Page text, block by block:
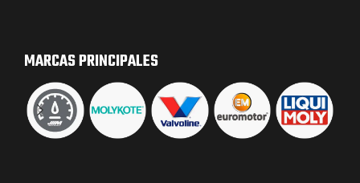
MARCAS PRINCIPALES